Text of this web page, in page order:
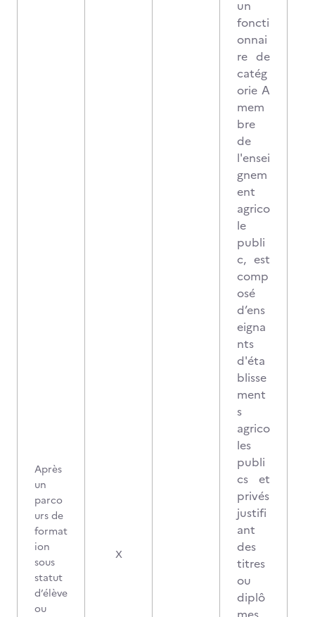
Après
un
parco
urs de
format
ion
sous
statut
d’élève
ou
X
un
foncti
onnai
re de
catég
orie A
mem
bre
de
l'ensei
gnem
ent
agrico
le
publi
c, est
comp
osé
d’ens
eigna
nts
d'éta
blisse
ment
s
agrico
les
publi
cs et
privés
justifi
ant
des
titres
ou
diplô